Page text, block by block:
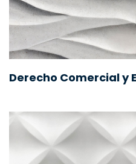
Derecho Comercial y